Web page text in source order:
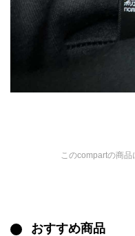
このcompartの商
おすすめ商品